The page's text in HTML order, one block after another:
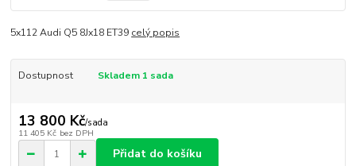
5x112 Audi Q5 8Jx18 ET39 celý popis
Dostupnost Skladem 1 sada
13 800 Kč/sada
11 405 Kč bez DPH
Přidat do košíku